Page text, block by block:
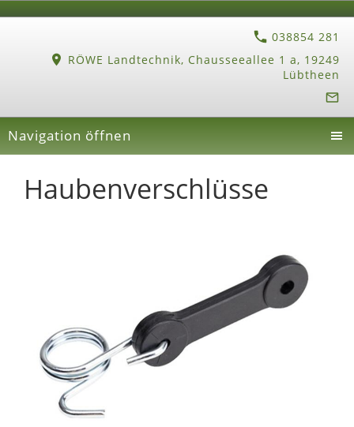
038854 281
RÖWE Landtechnik, Chausseeallee 1 a, 19249
Lübtheen
Navigation öffnen
Haubenverschlüsse